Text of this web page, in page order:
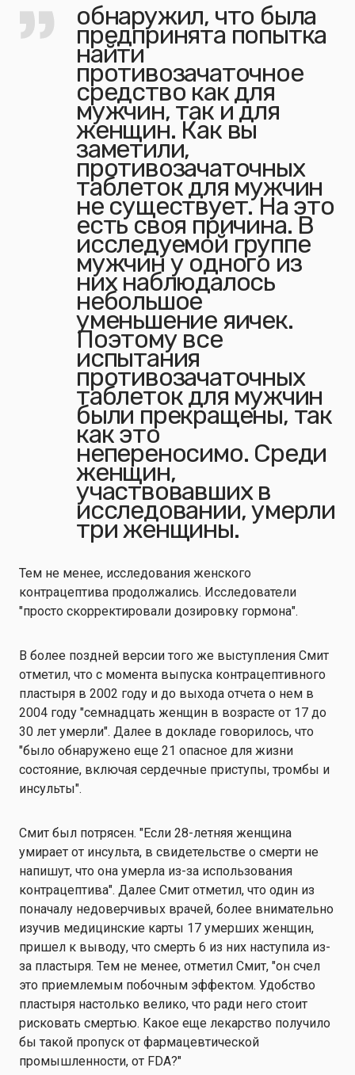
обнаружил, что была
предпринята попытка
найти
противозачаточное
средство как для
мужчин, так и для
женщин. Как вы
заметили,
противозачаточных
таблеток для мужчин
не существует. На это
есть своя причина. В
исследуемой группе
мужчин у одного из
них наблюдалось
небольшое
уменьшение яичек.
Поэтому все
испытания
противозачаточных
таблеток для мужчин
были прекращены, так
как это
непереносимо. Среди
женщин,
участвовавших в
исследовании, умерли
три женщины.
Тем не менее, исследования женского
контрацептива продолжались. Исследователи
"просто скорректировали дозировку гормона".
В более поздней версии того же выступления Смит
отметил, что с момента выпуска контрацептивного
пластыря в 2002 году и до выхода отчета о нем в
2004 году "семнадцать женщин в возрасте от 17 до
30 лет умерли". Далее в докладе говорилось, что
"было обнаружено еще 21 опасное для жизни
состояние, включая сердечные приступы, тромбы и
инсульты".
Смит был потрясен. "Если 28-летняя женщина
умирает от инсульта, в свидетельстве о смерти не
напишут, что она умерла из-за использования
контрацептива". Далее Смит отметил, что один из
поначалу недоверчивых врачей, более внимательно
изучив медицинские карты 17 умерших женщин,
пришел к выводу, что смерть 6 из них наступила из-
за пластыря. Тем не менее, отметил Смит, "он счел
это приемлемым побочным эффектом. Удобство
пластыря настолько велико, что ради него стоит
рисковать смертью. Какое еще лекарство получило
бы такой пропуск от фармацевтической
промышленности, от FDA?"